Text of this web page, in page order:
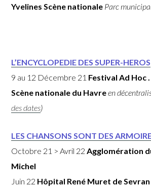
Yvelines Scène nationale Parc
L’ENCYCLOPEDIE DES SUPER-HEROS
9 au 12 Décembre 21 Festival Ad Hoc
Scène nationale du Havreen
des dates)
LES CHANSONS SONT DES
Octobre 21 > Avril 22Agglomération
Michel
Juin 22 Hôpital René Muret de